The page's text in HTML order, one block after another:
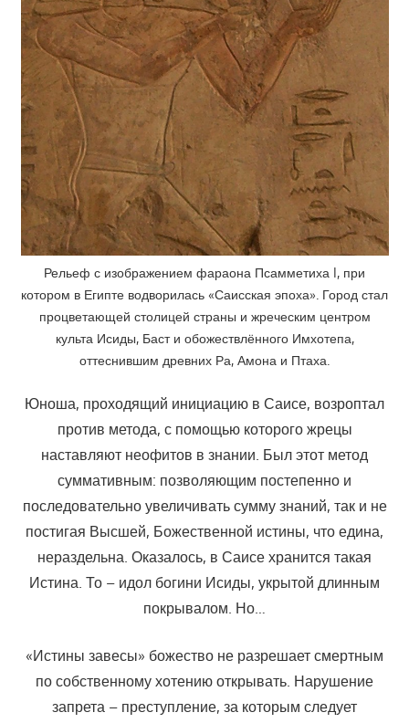
Рельеф с изображением фараона Псамметиха I, при
котором в Египте водворилась «Саисская эпоха». Город стал
процветающей столицей страны и жреческим центром
культа Исиды, Баст и обожествлённого Имхотепа,
оттеснившим древних Ра, Амона и Птаха.
Юноша, проходящий инициацию в Саисе, возроптал
против метода, с помощью которого жрецы
наставляют неофитов в знании. Был этот метод
суммативным: позволяющим постепенно и
последовательно увеличивать сумму знаний, так и не
постигая Высшей, Божественной истины, что едина,
нераздельна. Оказалось, в Саисе хранится такая
Истина. То – идол богини Исиды, укрытой длинным
покрывалом. Но…
«Истины завесы» божество не разрешает смертным
по собственному хотению открывать. Нарушение
запрета – преступление, за которым следует